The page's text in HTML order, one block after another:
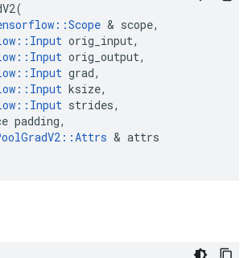
(
::Scope & scope,
:: Input orig_input,
:: Input orig_output,
:: Input grad,
:: Input ksize,
:: Input strides,
padding,
::Attrs & attrs